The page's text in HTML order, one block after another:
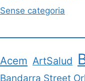
Sense categoria
Acem ArtSalud
Bandarra Street